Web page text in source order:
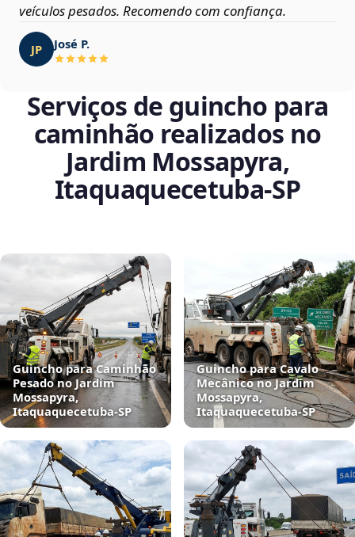
veículos pesados. Recomendo com confiança.
JP José P.
Serviços de guincho para
caminhão realizados no
Jardim Mossapyra,
Itaquaquecetuba‑SP
Guincho para Caminhão
Pesado no Jardim
Mossapyra,
Itaquaquecetuba‑SP
Guincho para Cavalo
Mecânico no Jardim
Mossapyra,
Itaquaquecetuba‑SP